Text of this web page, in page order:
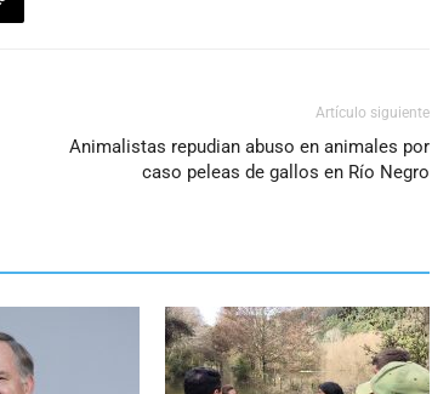
volumen.
Artículo siguiente
Animalistas repudian abuso en animales por
caso peleas de gallos en Río Negro